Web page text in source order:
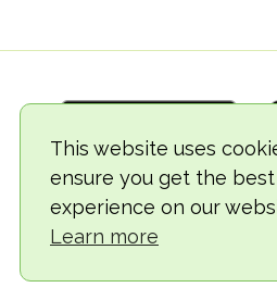
This website uses
ensure you get the best
experience on our
Learn more
© 2018-2026 TheVegCat